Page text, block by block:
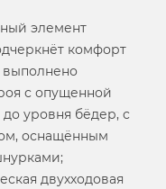
элемент
комфорт
с опущенной
уровня бёдер, с
оснащённым
двухходовая